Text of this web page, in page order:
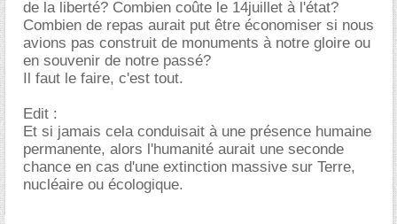
de la liberté? Combien coûte le 14juillet à l'état?
Combien de repas aurait put être économiser si nous
avions pas construit de monuments à notre gloire ou
en souvenir de notre passé?
Il faut le faire, c'est tout.
Edit :
Et si jamais cela conduisait à une présence humaine
permanente, alors l'humanité aurait une seconde
chance en cas d'une extinction massive sur Terre,
nucléaire ou écologique.